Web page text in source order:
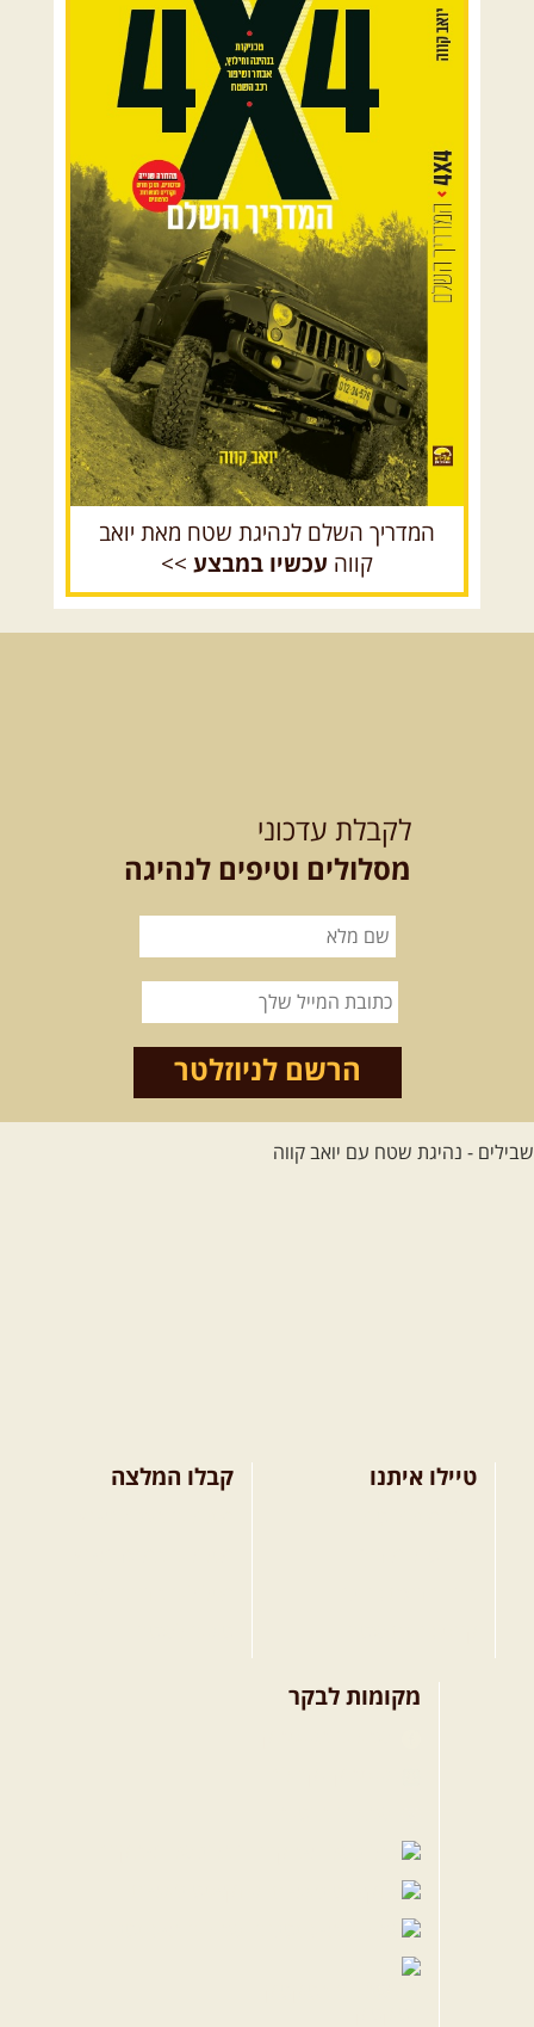
כרמל ורמות מנשה
בקעת הירדן והשומרון
השרון ומישור החוף
הרי ירושלים והשפלה
מדבר יהודה וים המלח
צפון ומערב הנגב
הר הנגב והערבה
רכב שטח רך רכב שטח קשוח
המדריך השלם לנהיגת שטח מאת יואב
קווה עכשיו במבצע >>
לקבלת עדכוני
מסלולים וטיפים לנהיגה
הרשם לניוזלטר
טיילו איתנו קבלו המלצה
מקומות לבקר